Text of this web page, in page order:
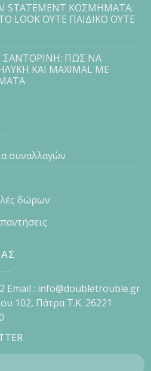
STATEMENT ΚΟΣΜΗΜΑΤΑ:
LOOK ΟΥΤΕ ΠΑΙΔΙΚΟ ΟΥΤΕ
ΠΩΣ ΝΑ
ΚΑΙ MAXIMAL ΜΕ
συναλλαγών
δώρων
Email : info@doubletrouble.gr
102, Πάτρα Τ.Κ. 26221